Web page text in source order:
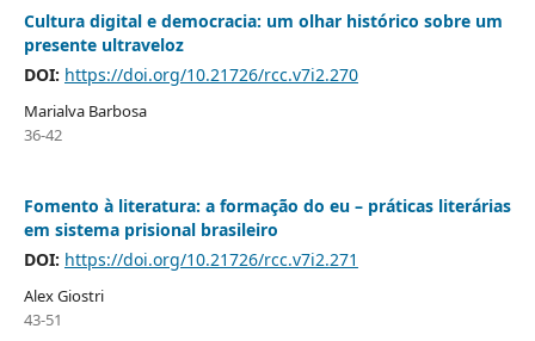
Cultura digital e democracia: um olhar histórico sobre um
presente ultraveloz
DOI: https://doi.org/10.21726/rcc.v7i2.270
Marialva Barbosa
36-42
Fomento à literatura: a formação do eu – práticas literárias
em sistema prisional brasileiro
DOI: https://doi.org/10.21726/rcc.v7i2.271
Alex Giostri
43-51